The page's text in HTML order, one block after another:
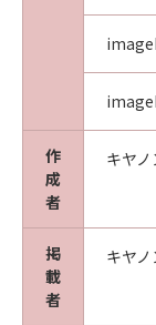
作
成
者
キヤ
掲
載
者
キヤ